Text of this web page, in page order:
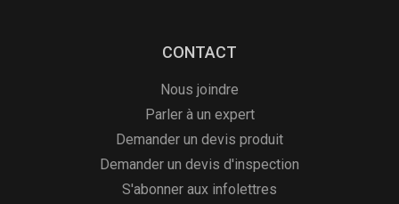
CONTACT
Nous joindre
Parler à un expert
Demander un devis produit
Demander un devis d'inspection
S'abonner aux infolettres